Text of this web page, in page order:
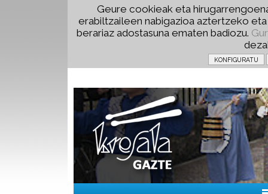
Geure cookieak eta
erabiltzaileen nabigazioa aztertzeko
berariaz adostasuna ematen badiozu.